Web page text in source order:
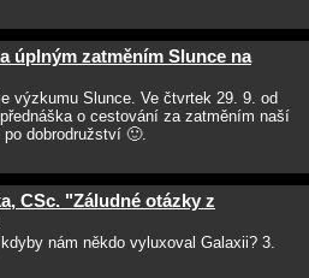
úplným zatměním Slunce na
výzkumu Slunce. Ve čtvrtek 29. 9. od
o cestování za zatměním naší
dobrodružství 🙂.
CSc. "Záludné otázky z
nám někdo vyluxoval Galaxii? 3.